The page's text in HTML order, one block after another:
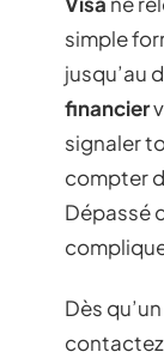
simple
jusqu’au
financier
signaler
compter
Dépassé
Dès qu’un